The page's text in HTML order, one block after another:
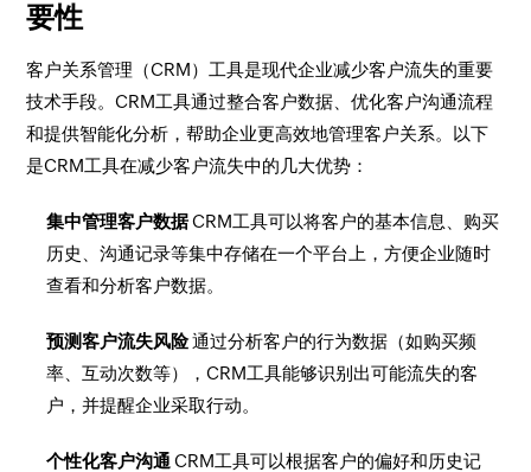
要性
客户关系管理（CRM）工具是现代企业减少客户流失的重要
技术手段。CRM工具通过整合客户数据、优化客户沟通流程
和提供智能化分析，帮助企业更高效地管理客户关系。以下
是CRM工具在减少客户流失中的几大优势：
集中管理客户数据CRM工具可以将客户的基本信息、购买
历史、沟通记录等集中存储在一个平台上，方便企业随时
查看和分析客户数据。
预测客户流失风险通过分析客户的行为数据（如购买频
率、互动次数等），CRM工具能够识别出可能流失的客
户，并提醒企业采取行动。
个性化客户沟通 CRM工具可以根据客户的偏好和历史记